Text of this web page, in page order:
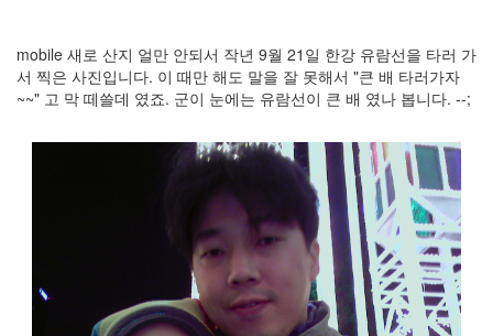
mobile 새로 산지 얼만 안되서 작년 9월 21일 한강 유람선을 타러 가
서 찍은 사진입니다. 이 때만 해도 말을 잘 못해서 "큰 배 타러가자
~~" 고 막 떼쓸데 였죠. 군이 눈에는 유람선이 큰 배 였나 봅니다. --;
표
준
iPutty